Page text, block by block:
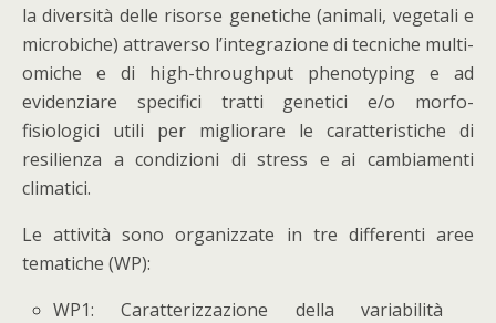
la diversità delle risorse genetiche (animali, vegetali e
microbiche) attraverso l’integrazione di tecniche multi-
omiche e di high-throughput phenotyping e ad
evidenziare specifici tratti genetici e/o morfo-
fisiologici utili per migliorare le caratteristiche di
resilienza a condizioni di stress e ai cambiamenti
climatici.
Le attività sono organizzate in tre differenti aree
tematiche (WP):
WP1: Caratterizzazione della variabilità